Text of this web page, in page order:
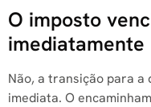
O imposto
imediatamente
Não, a transição para
imediata. O